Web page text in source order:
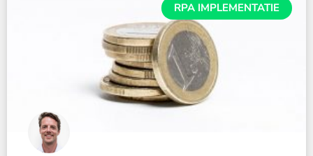
RPA IMPLEMENTATIE